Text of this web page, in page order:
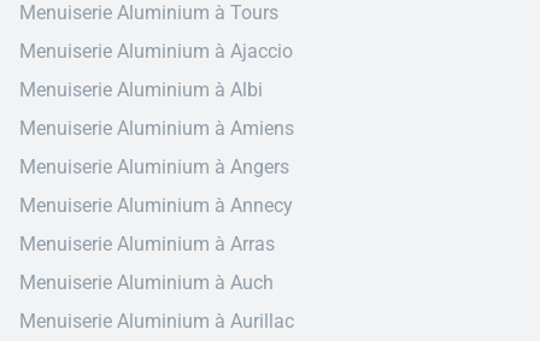
Menuiserie Aluminium à Tours
Menuiserie Aluminium à Ajaccio
Menuiserie Aluminium à Albi
Menuiserie Aluminium à Amiens
Menuiserie Aluminium à Angers
Menuiserie Aluminium à Annecy
Menuiserie Aluminium à Arras
Menuiserie Aluminium à Auch
Menuiserie Aluminium à Aurillac